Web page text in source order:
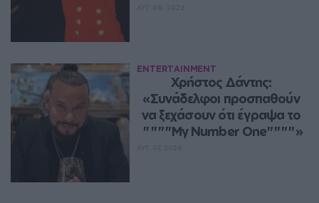
ENTERTAINMENT
Χρήστος Δάντης:
«Συνάδελφοι προσπαθούν
να ξεχάσουν ότι έγραψα το
""""My Number One""""»